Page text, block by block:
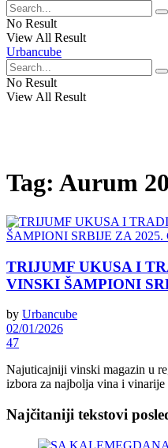
No Result
View All Result
Urbancube
No Result
View All Result
Tag: Aurum
TRIJUMF UKUSA I
VINSKI ŠAMPIONI
by Urbancube
02/01/2026
47
Najuticajniji vinski magazin u
izbora za najbolja vina i
Najčitaniji tekstovi